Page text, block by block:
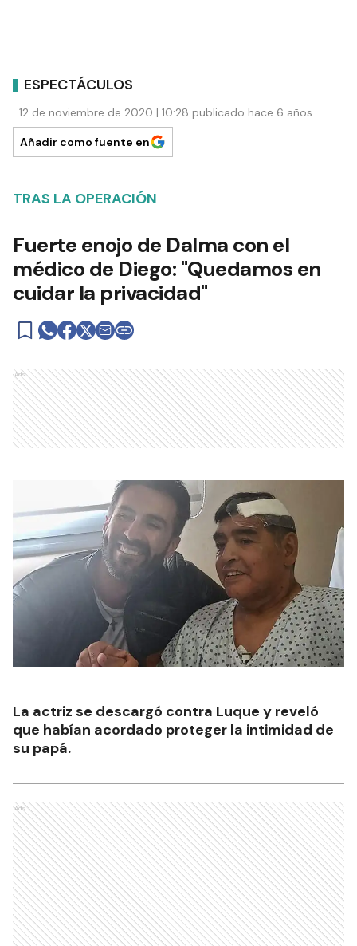
ESPECTÁCULOS
12 de noviembre de 2020 | 10:28 publicado hace 6 años
Añadir como fuente en
TRAS LA OPERACIÓN
Fuerte enojo de Dalma con el
médico de Diego: "Quedamos en
cuidar la privacidad"
Ads
La actriz se descargó contra Luque y reveló
que habían acordado proteger la intimidad de
su papá.
Ads